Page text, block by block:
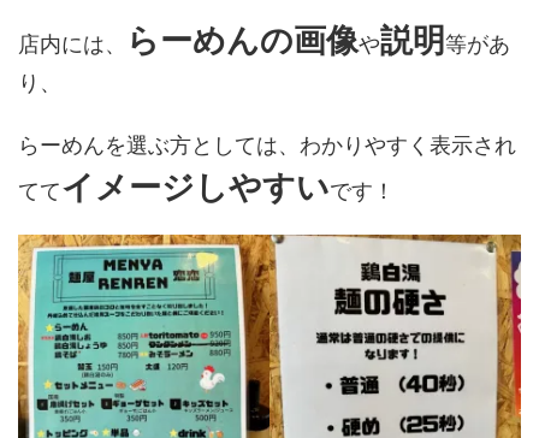
店内には、 らーめんの画像や説明等があ
り、
らーめんを選ぶ方としては、わかりやすく表示され
ててイメージしやすいです！